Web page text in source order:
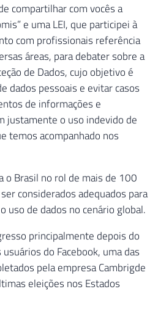
compartilhar com vocês a
e uma LEI, que participei à
com profissionais referência
áreas, para debater sobre a
de Dados, cujo objetivo é
dados pessoais e evitar casos
de informações e
justamente o uso indevido de
temos acompanhado nos
o Brasil no rol de mais de 100
considerados adequados para
uso de dados no cenário global.
principalmente depois do
do Facebook, uma das
pela empresa Cambrigde
eleições nos Estados